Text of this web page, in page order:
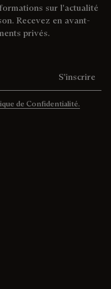
sur l'actualité
Recevez en avant-
privés.
S'inscrire
de Confidentialité.